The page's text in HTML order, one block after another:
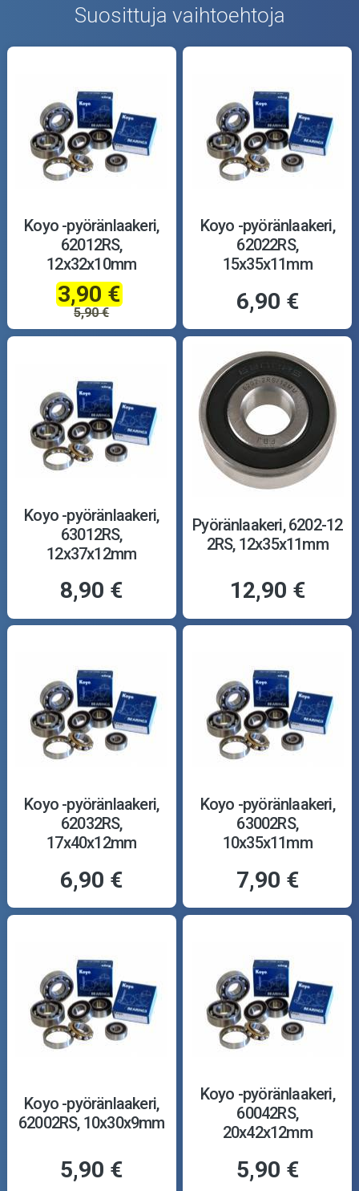
Suosittuja vaihtoehtoja
Koyo -pyöränlaakeri,
62012RS,
12x32x10mm
3,90 €
5,90 €
Koyo -pyöränlaakeri,
62022RS,
15x35x11mm
6,90 €
Koyo -pyöränlaakeri,
63012RS,
12x37x12mm
8,90 €
Pyöränlaakeri, 6202-12
2RS, 12x35x11mm
12,90 €
Koyo -pyöränlaakeri,
62032RS,
17x40x12mm
6,90 €
Koyo -pyöränlaakeri,
63002RS,
10x35x11mm
7,90 €
Koyo -pyöränlaakeri,
62002RS, 10x30x9mm
5,90 €
Koyo -pyöränlaakeri,
60042RS,
20x42x12mm
5,90 €